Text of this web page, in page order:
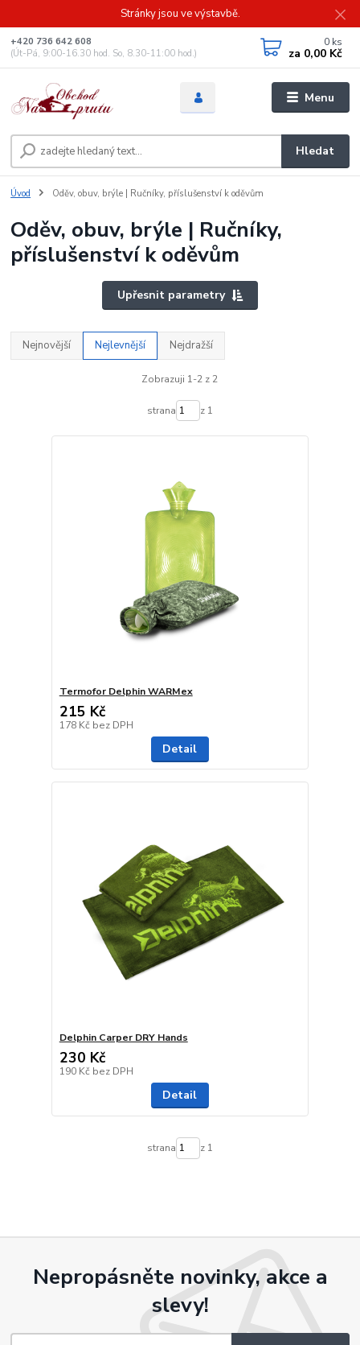
Stránky jsou ve výstavbě.
Menu
Hledat
+420 736 642 608
(Út-Pá, 9:00-16.30 hod. So, 8.30-11:00 hod.)
0 ks
za 0,00 Kč
Úvod Oděv, obuv, brýle | Ručníky, příslušenství k oděvům
Oděv, obuv, brýle | Ručníky,
příslušenství k oděvům
Upřesnit parametry
Nejnovější Nejlevnější Nejdražší
Zobrazuji 1-2 z 2
strana z 1
Termofor Delphin WARMex
215 Kč
178 Kč bez DPH
Detail
Delphin Carper DRY Hands
230 Kč
190 Kč bez DPH
Detail
strana z 1
Nepropásněte novinky, akce a
slevy!